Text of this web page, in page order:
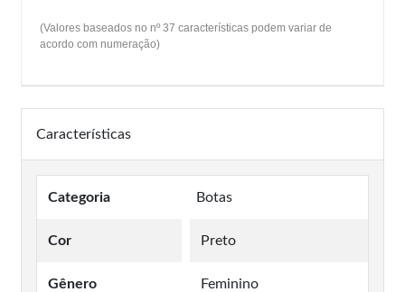
(Valores baseados no nº 37 características podem variar de
acordo com numeração)
Características
Categoria Botas
Cor Preto
Gênero Feminino